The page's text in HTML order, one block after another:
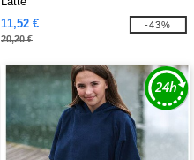
11,52 €
20,20 €
-43%